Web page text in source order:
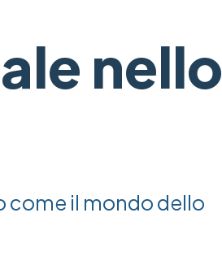
nello
come il mondo dello